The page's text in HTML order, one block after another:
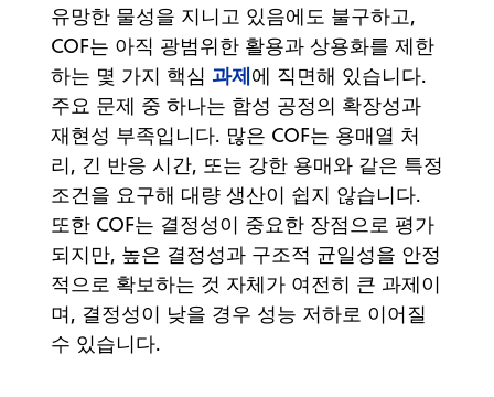
유망한 물성을 지니고 있음에도 불구하고,
COF는 아직 광범위한 활용과 상용화를 제한
하는 몇 가지 핵심 과제에 직면해 있습니다.
주요 문제 중 하나는 합성 공정의 확장성과
재현성 부족입니다. 많은 COF는 용매열 처
리, 긴 반응 시간, 또는 강한 용매와 같은 특정
조건을 요구해 대량 생산이 쉽지 않습니다.
또한 COF는 결정성이 중요한 장점으로 평가
되지만, 높은 결정성과 구조적 균일성을 안정
적으로 확보하는 것 자체가 여전히 큰 과제이
며, 결정성이 낮을 경우 성능 저하로 이어질
수 있습니다.